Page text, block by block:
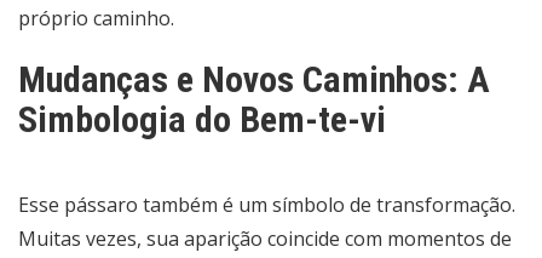
próprio caminho.
Mudanças e Novos Caminhos: A
Simbologia do Bem-te-vi
Esse pássaro também é um símbolo de transformação.
Muitas vezes, sua aparição coincide com momentos de